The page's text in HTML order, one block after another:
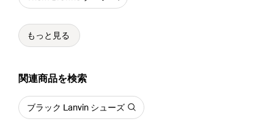
もっと見る
関連商品を検索
ブラック Lanvin シューズ